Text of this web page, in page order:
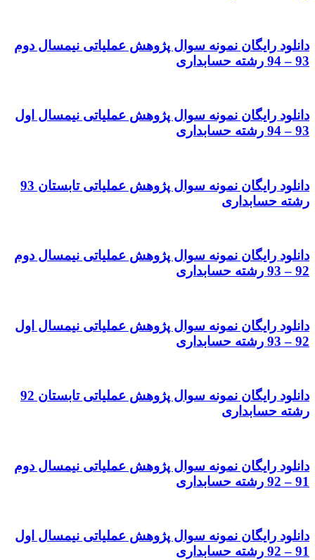
دانلود رایگان نمونه سوال پژوهش عملیاتی نیمسال دوم
93 – 94 رشته حسابداری
دانلود رایگان نمونه سوال پژوهش عملیاتی نیمسال اول
93 – 94 رشته حسابداری
دانلود رایگان نمونه سوال پژوهش عملیاتی تابستان 93
رشته حسابداری
دانلود رایگان نمونه سوال پژوهش عملیاتی نیمسال دوم
92 – 93 رشته حسابداری
دانلود رایگان نمونه سوال پژوهش عملیاتی نیمسال اول
92 – 93 رشته حسابداری
دانلود رایگان نمونه سوال پژوهش عملیاتی تابستان 92
رشته حسابداری
دانلود رایگان نمونه سوال پژوهش عملیاتی نیمسال دوم
91 – 92 رشته حسابداری
دانلود رایگان نمونه سوال پژوهش عملیاتی نیمسال اول
91 – 92 رشته حسابداری